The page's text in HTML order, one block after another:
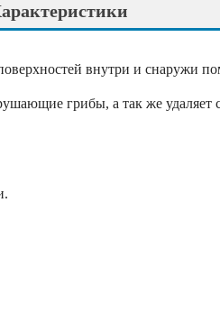
внутри и снаружи
грибы, а так же удаляет